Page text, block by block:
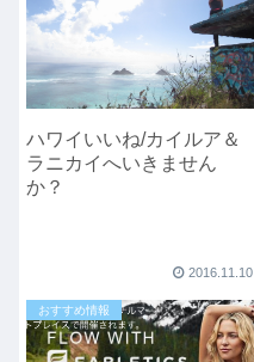
ハワイいいね/カイルア＆
ラニカイへいきません
か？
2016.11.10
おすすめ情報